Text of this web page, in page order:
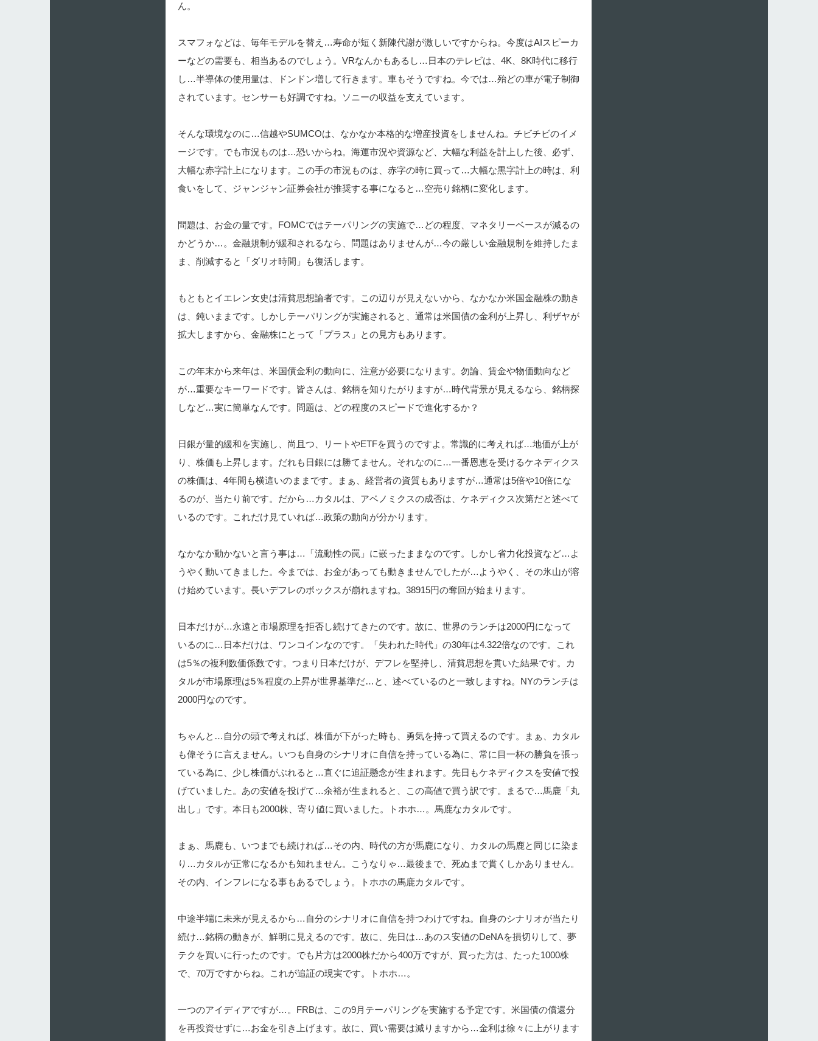
ん。
スマフォなどは、毎年モデルを替え…寿命が短く新陳代謝が激しいですからね。今度はAIスピーカ
ーなどの需要も、相当あるのでしょう。VRなんかもあるし…日本のテレビは、4K、8K時代に移行
し…半導体の使用量は、ドンドン増して行きます。車もそうですね。今では…殆どの車が電子制御
されています。センサーも好調ですね。ソニーの収益を支えています。
そんな環境なのに…信越やSUMCOは、なかなか本格的な増産投資をしませんね。チビチビのイメ
ージです。でも市況ものは…恐いからね。海運市況や資源など、大幅な利益を計上した後、必ず、
大幅な赤字計上になります。この手の市況ものは、赤字の時に買って…大幅な黒字計上の時は、利
食いをして、ジャンジャン証券会社が推奨する事になると…空売り銘柄に変化します。
問題は、お金の量です。FOMCではテーパリングの実施で…どの程度、マネタリーベースが減るの
かどうか…。金融規制が緩和されるなら、問題はありませんが…今の厳しい金融規制を維持したま
ま、削減すると「ダリオ時間」も復活します。
もともとイエレン女史は清貧思想論者です。この辺りが見えないから、なかなか米国金融株の動き
は、鈍いままです。しかしテーパリングが実施されると、通常は米国債の金利が上昇し、利ザヤが
拡大しますから、金融株にとって「プラス」との見方もあります。
この年末から来年は、米国債金利の動向に、注意が必要になります。勿論、賃金や物価動向など
が…重要なキーワードです。皆さんは、銘柄を知りたがりますが…時代背景が見えるなら、銘柄探
しなど…実に簡単なんです。問題は、どの程度のスピードで進化するか？
日銀が量的緩和を実施し、尚且つ、リートやETFを買うのですよ。常識的に考えれば…地価が上が
り、株価も上昇します。だれも日銀には勝てません。それなのに…一番恩恵を受けるケネディクス
の株価は、4年間も横這いのままです。まぁ、経営者の資質もありますが…通常は5倍や10倍にな
るのが、当たり前です。だから…カタルは、アベノミクスの成否は、ケネディクス次第だと述べて
いるのです。これだけ見ていれば…政策の動向が分かります。
なかなか動かないと言う事は…「流動性の罠」に嵌ったままなのです。しかし省力化投資など…よ
うやく動いてきました。今までは、お金があっても動きませんでしたが…ようやく、その氷山が溶
け始めています。長いデフレのボックスが崩れますね。38915円の奪回が始まります。
日本だけが…永遠と市場原理を拒否し続けてきたのです。故に、世界のランチは2000円になって
いるのに…日本だけは、ワンコインなのです。「失われた時代」の30年は4.322倍なのです。これ
は5％の複利数価係数です。つまり日本だけが、デフレを堅持し、清貧思想を貫いた結果です。カ
タルが市場原理は5％程度の上昇が世界基準だ…と、述べているのと一致しますね。NYのランチは
2000円なのです。
ちゃんと…自分の頭で考えれば、株価が下がった時も、勇気を持って買えるのです。まぁ、カタル
も偉そうに言えません。いつも自身のシナリオに自信を持っている為に、常に目一杯の勝負を張っ
ている為に、少し株価がぶれると…直ぐに追証懸念が生まれます。先日もケネディクスを安値で投
げていました。あの安値を投げて…余裕が生まれると、この高値で買う訳です。まるで…馬鹿「丸
出し」です。本日も2000株、寄り値に買いました。トホホ…。馬鹿なカタルです。
まぁ、馬鹿も、いつまでも続ければ…その内、時代の方が馬鹿になり、カタルの馬鹿と同じに染ま
り…カタルが正常になるかも知れません。こうなりゃ…最後まで、死ぬまで貫くしかありません。
その内、インフレになる事もあるでしょう。トホホの馬鹿カタルです。
中途半端に未来が見えるから…自分のシナリオに自信を持つわけですね。自身のシナリオが当たり
続け…銘柄の動きが、鮮明に見えるのです。故に、先日は…あのス安値のDeNAを損切りして、夢
テクを買いに行ったのです。でも片方は2000株だから400万ですが、買った方は、たった1000株
で、70万ですからね。これが追証の現実です。トホホ…。
一つのアイディアですが…。FRBは、この9月テーパリングを実施する予定です。米国債の償還分
を再投資せずに…お金を引き上げます。故に、買い需要は減りますから…金利は徐々に上がります